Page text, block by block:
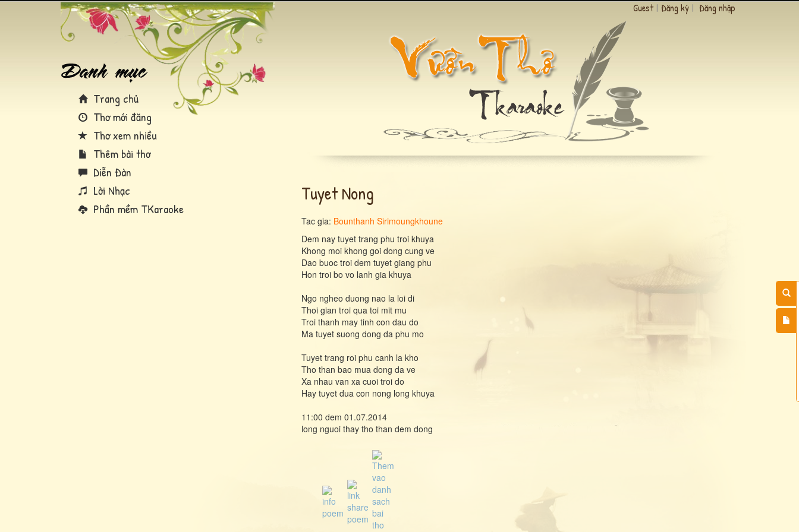
Trang chủ
Thơ mới đăng
Thơ xem nhiều
Thêm bài thơ
Diễn Đàn
Lời Nhạc
Phần mềm TKaraoke
Guest | Đăng ký | Đăng nhập
Tuyet Nong
Tac gia: Bounthanh Sirimoungkhoune
Dem nay tuyet trang phu troi khuya
Khong moi khong goi dong cung ve
Dao buoc troi dem tuyet giang phu
Hon troi bo vo lanh gia khuya
Ngo ngheo duong nao la loi di
Thoi gian troi qua toi mit mu
Troi thanh may tinh con dau do
Ma tuyet suong dong da phu mo
Tuyet trang roi phu canh la kho
Tho than bao mua dong da ve
Xa nhau van xa cuoi troi do
Hay tuyet dua con nong long khuya
11:00 dem 01.07.2014
long nguoi thay tho than dem dong